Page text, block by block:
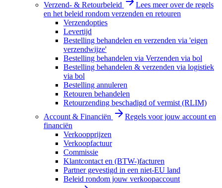
Verzend- & Retourbeleid
Lees meer over de regels
en het beleid rondom verzenden en retouren
Verzendopties
Levertijd
Bestelling behandelen en verzenden via 'eigen
verzendwijze'
Bestelling behandelen via Verzenden via bol
Bestelling behandelen & verzenden via logistiek
via bol
Bestelling annuleren
Retouren behandelen
Retourzending beschadigd of vermist (RLIM)
Account & Financiën
Regels voor jouw account en
financiën
Verkoopprijzen
Verkoopfactuur
Commissie
Klantcontact en (BTW-)facturen
Partner gevestigd in een niet-EU land
Beleid rondom jouw verkoopaccount